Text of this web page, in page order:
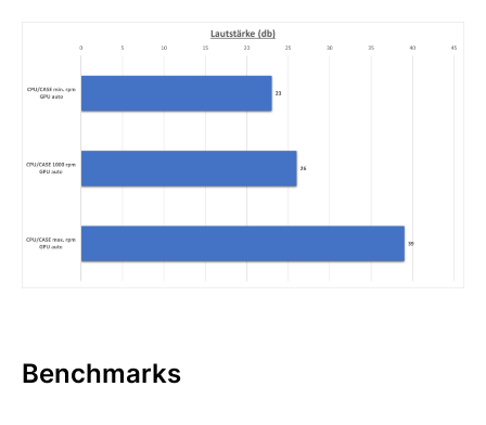
Benchmarks